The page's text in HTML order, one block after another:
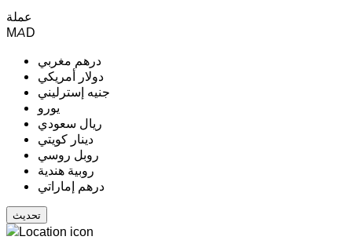
عملة
MAD
درهم مغربي
دولار أمريكي
جنيه إسترليني
يورو
ريال سعودي
دينار كويتي
روبل روسي
روبية هندية
درهم إماراتي